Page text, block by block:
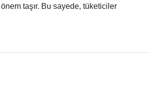
önem taşır. Bu sayede, tüketiciler